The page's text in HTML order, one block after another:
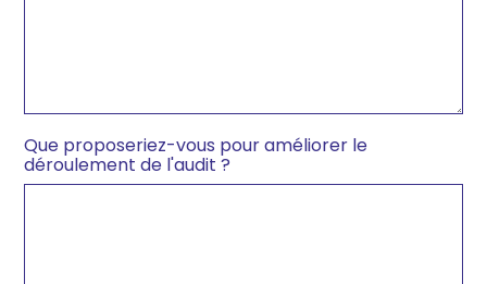
Que proposeriez-vous pour améliorer le
déroulement de l'audit ?